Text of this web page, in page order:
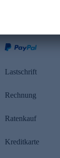
Lastschrift
Rechnung
Ratenkauf
Kreditkarte